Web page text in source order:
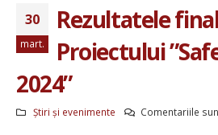
30
mart.
Rezultatele
Proiectului
2024”
Știri și evenimente Comentariile